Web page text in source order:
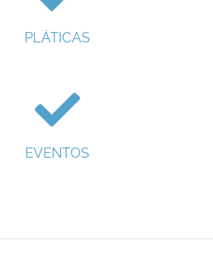
PLÁTICAS
EVENTOS